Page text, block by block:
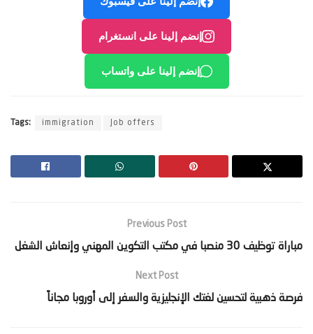
إنضم إلينا على انستغرام
إنضم إلينا على واتساب
Tags: immigration Job offers
Previous Post
‫مباراة توظيف 30 منصبا في مكتب التكوين المهني وإنعاش الشغل‬
Next Post
‫فرصة ذهبية لتحسين لغتك الإنجليزية والسفر إلى أوروبا مجاناً‬